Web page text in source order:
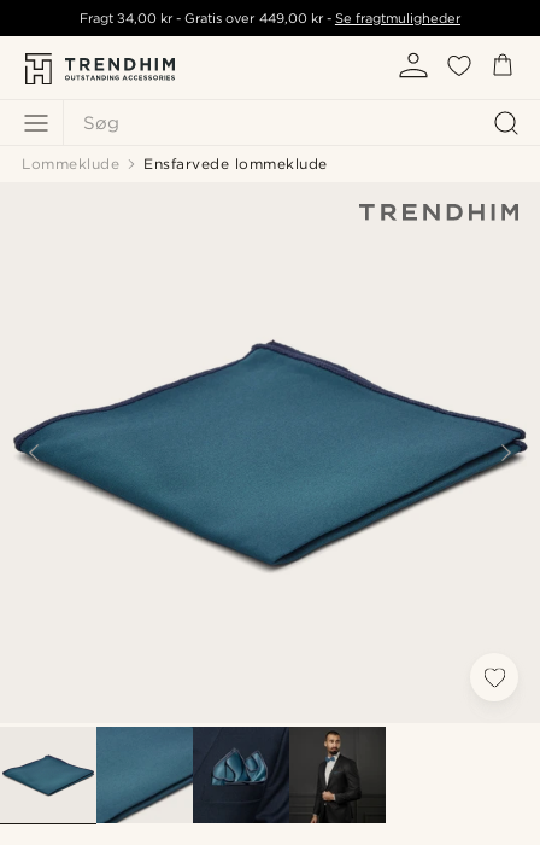
Søg
Fragt34,00 kr - Gratis over 449,00 kr- Se fragtmuligheder
Lommeklude Ensfarvede lommeklude